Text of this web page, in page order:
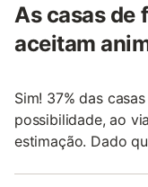
As casas de
aceitam
Sim! 37% das
possibilidade, ao
estimação. Dado